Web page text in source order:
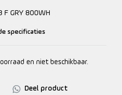
F GRY 800WH
specificaties
en niet beschikbaar.
Deel product